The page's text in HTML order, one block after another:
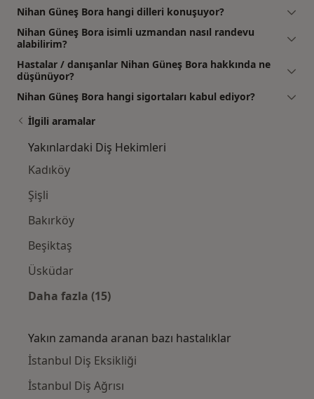
Nihan Güneş Bora hangi dilleri konuşuyor?
Nihan Güneş Bora isimli uzmandan nasıl randevu
alabilirim?
Hastalar / danışanlar Nihan Güneş Bora hakkında ne
düşünüyor?
Nihan Güneş Bora hangi sigortaları kabul ediyor?
İlgili aramalar
Yakınlardaki Diş Hekimleri
Kadıköy
Şişli
Bakırköy
Beşiktaş
Üsküdar
Daha fazla (15)
Yakın zamanda aranan bazı hastalıklar
İstanbul Diş Eksikliği
İstanbul Diş Ağrısı